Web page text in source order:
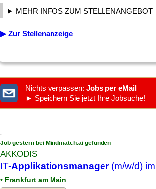
MEHR INFOS ZUM STELLENANGEBOT
▶ Zur Stellenanzeige
Nichts verpassen: Jobs per eMail
► Speichern Sie jetzt Ihre Jobsuche!
Job gestern bei Mindmatch.ai gefunden
AKKODIS
IT-Applikationsmanager(m/w/d)
• Frankfurt am Main